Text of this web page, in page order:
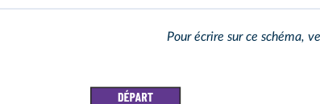
Pour écrire sur ce schéma,